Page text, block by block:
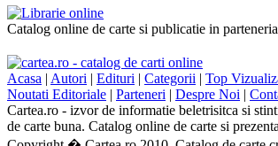
Catalog online de carte si publicatie in
Acasa | Autori | Edituri | Categorii | Top
Noutati Editoriale | Parteneri | Despre Noi |
Cartea.ro - izvor de informatie beletrisitca si
de carte buna. Catalog online de carte si